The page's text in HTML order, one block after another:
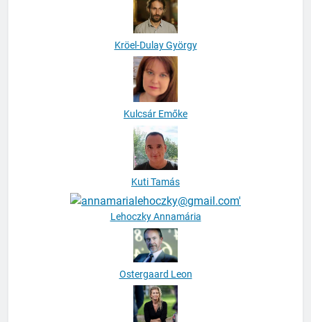
Kröel-Dulay György
Kulcsár Emőke
Kuti Tamás
Lehoczky Annamária
Ostergaard Leon